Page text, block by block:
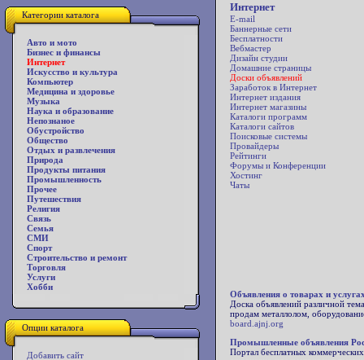
Категории каталога
Авто и мото
Бизнес и финансы
Интернет
Искусство и культура
Компьютер
Медицина и здоровье
Музыка
Наука и образование
Непознаное
Обустройство
Общество
Отдых и развлечения
Природа
Продукты питания
Промышленность
Прочее
Путешествия
Религия
Связь
Семья
СМИ
Спорт
Строительство и ремонт
Торговля
Услуги
Хобби
Опции каталога
Добавить сайт
Интернет
E-mail
Баннерные сети
Бесплатности
Вебмастер
Дизайн студии
Домашние страницы
Доски объявлений
Заработок в Интернет
Интернет издания
Интернет магазины
Каталоги программ
Каталоги сайтов
Поисковые системы
Провайдеры
Рейтинги
Форумы и Конференции
Хостинг
Чаты
Объявления о товарах и
Доска объявлений различной
продам металлолом,
board.ajnj.org
Промышленные объявления
Портал бесплатных